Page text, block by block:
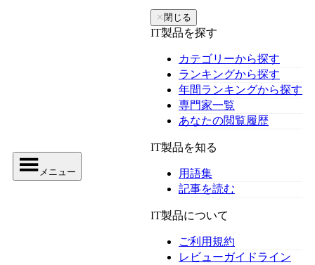
メニュー
✕ 閉じる
IT製品を探す
カテゴリーから探す
ランキングから探す
年間ランキングから探す
専門家一覧
あなたの閲覧履歴
IT製品を知る
用語集
記事を読む
IT製品について
ご利用規約
レビューガイドライン